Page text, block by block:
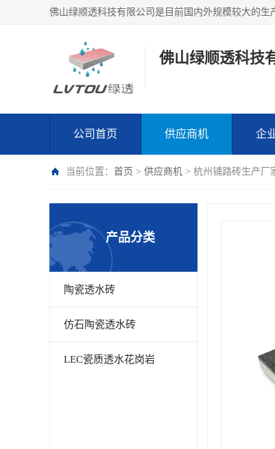
佛山绿顺透科技
公司首页 供应商机 企
当前位置： 首页 > 供应商机 > 杭州铺路砖生产厂
产品分类
陶瓷透水砖
仿石陶瓷透水砖
LEC瓷质透水花岗岩